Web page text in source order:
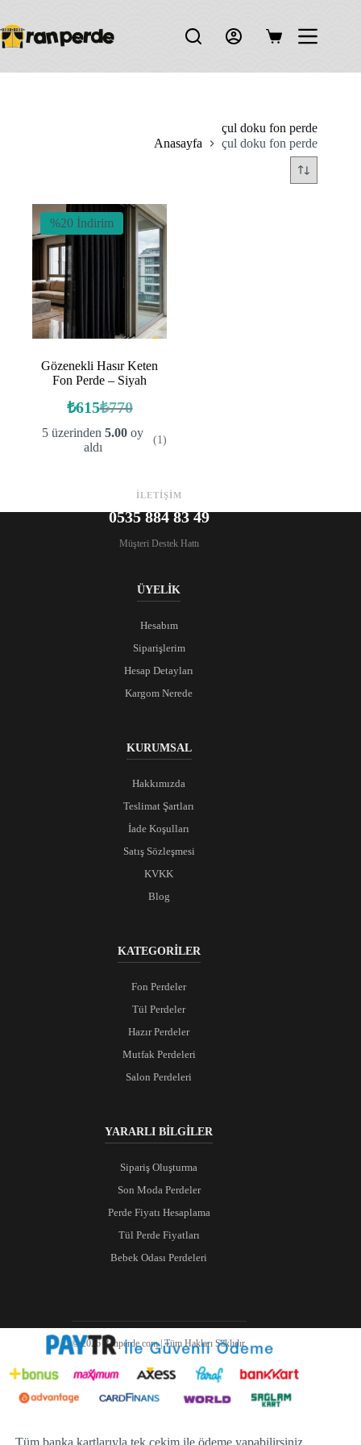
content
Shopping
çul doku fon perde
Anasayfa
çul doku fon perde
%20 İndirim
Gözenekli Hasır Keten
Fon Perde – Siyah
₺770
Orijinal
fiyat:
₺770.
₺615Şu
andaki
fiyat:
5 üzerinden5.00 oy
aldı
(1)
İLETİŞİM
0535 884 83 49
Müşteri Destek Hattı
ÜYELİK
Hesabım
Siparişlerim
Hesap Detayları
Kargom Nerede
KURUMSAL
Hakkımızda
Teslimat Şartları
İade Koşulları
Satış Sözleşmesi
KVKK
Blog
KATEGORİLER
Fon Perdeler
Tül Perdeler
Hazır Perdeler
Mutfak Perdeleri
Salon Perdeleri
YARARLI BİLGİLER
Sipariş Oluşturma
Son Moda Perdeler
Perde Fiyatı Hesaplama
Tül Perde Fiyatları
Bebek Odası Perdeleri
© 2026 Ranperde.com | Tüm Hakları Saklıdır.
Tüm banka kartlarıyla tek çekim ile ödeme yapabilirsiniz